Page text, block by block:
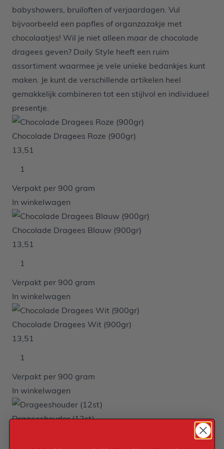
babyshowers, bruiloften of verjaardagen. Vul
bijvoorbeeld een papfles of organzazakje met
chocolaatjes! Wil je niet alleen maar de chocolade
dragees geven? Daily Style heeft een ruim
assortiment waarmee je vele unieke bedankjes kunt
maken. Je kunt de verschillende artikelen heel
gemakkelijk combineren tot een stijlvol en individueel
presentje.
Chocolade Dragees Roze (900gr)
13,51
Verpakt per 900 gram
In winkelwagen
Chocolade Dragees Blauw (900gr)
13,51
Verpakt per 900 gram
In winkelwagen
Chocolade Dragees Wit (900gr)
13,51
Verpakt per 900 gram
In winkelwagen
Drageeshouder (12st)